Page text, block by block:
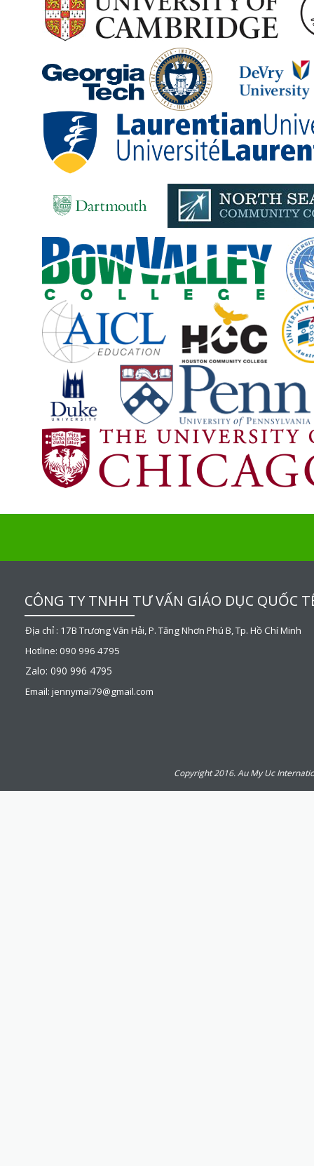
CÔNG TY TNHH TƯ VẤN GIÁO DỤC QUỐC
Địa chỉ : 17B Trương Văn Hải, P. Tăng Nhơn Phú B, Tp. Hồ Chí Minh
Hotline: 090 996 4795
Zalo: 090 996 4795
Email: jennymai79@gmail.com
Copyright 2016. Au My Uc